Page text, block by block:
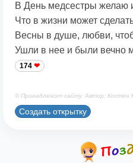
В День медсестры желаю
Что в жизни может
Весны в душе, любви,
Ушли в нее и были вечно
174
© Принадлежит сайту. Автор: Костен
Создать открытку